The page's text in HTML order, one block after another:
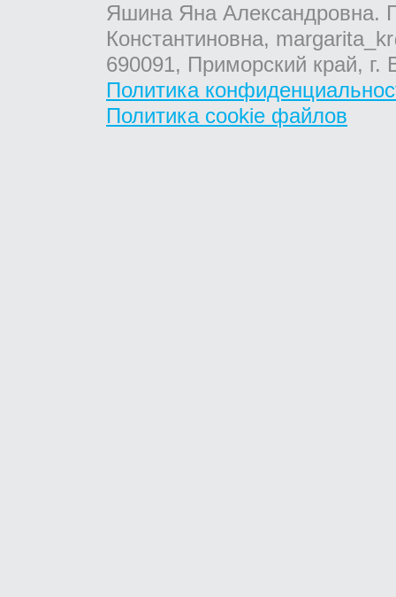
Яшина Яна Александровна.
Константиновна,
690091, Приморский край,
Политика
Политика cookie файлов